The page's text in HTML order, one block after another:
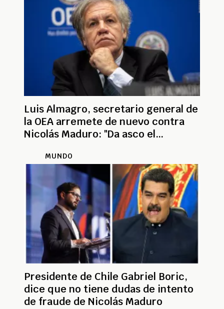
Luis Almagro, secretario general de
la OEA arremete de nuevo contra
Nicolás Maduro: "Da asco el
MUNDO
Presidente de Chile Gabriel Boric,
dice que no tiene dudas de intento
de fraude de Nicolás Maduro